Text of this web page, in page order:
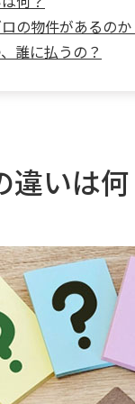
の物件があるの
誰に払うの？
違いは